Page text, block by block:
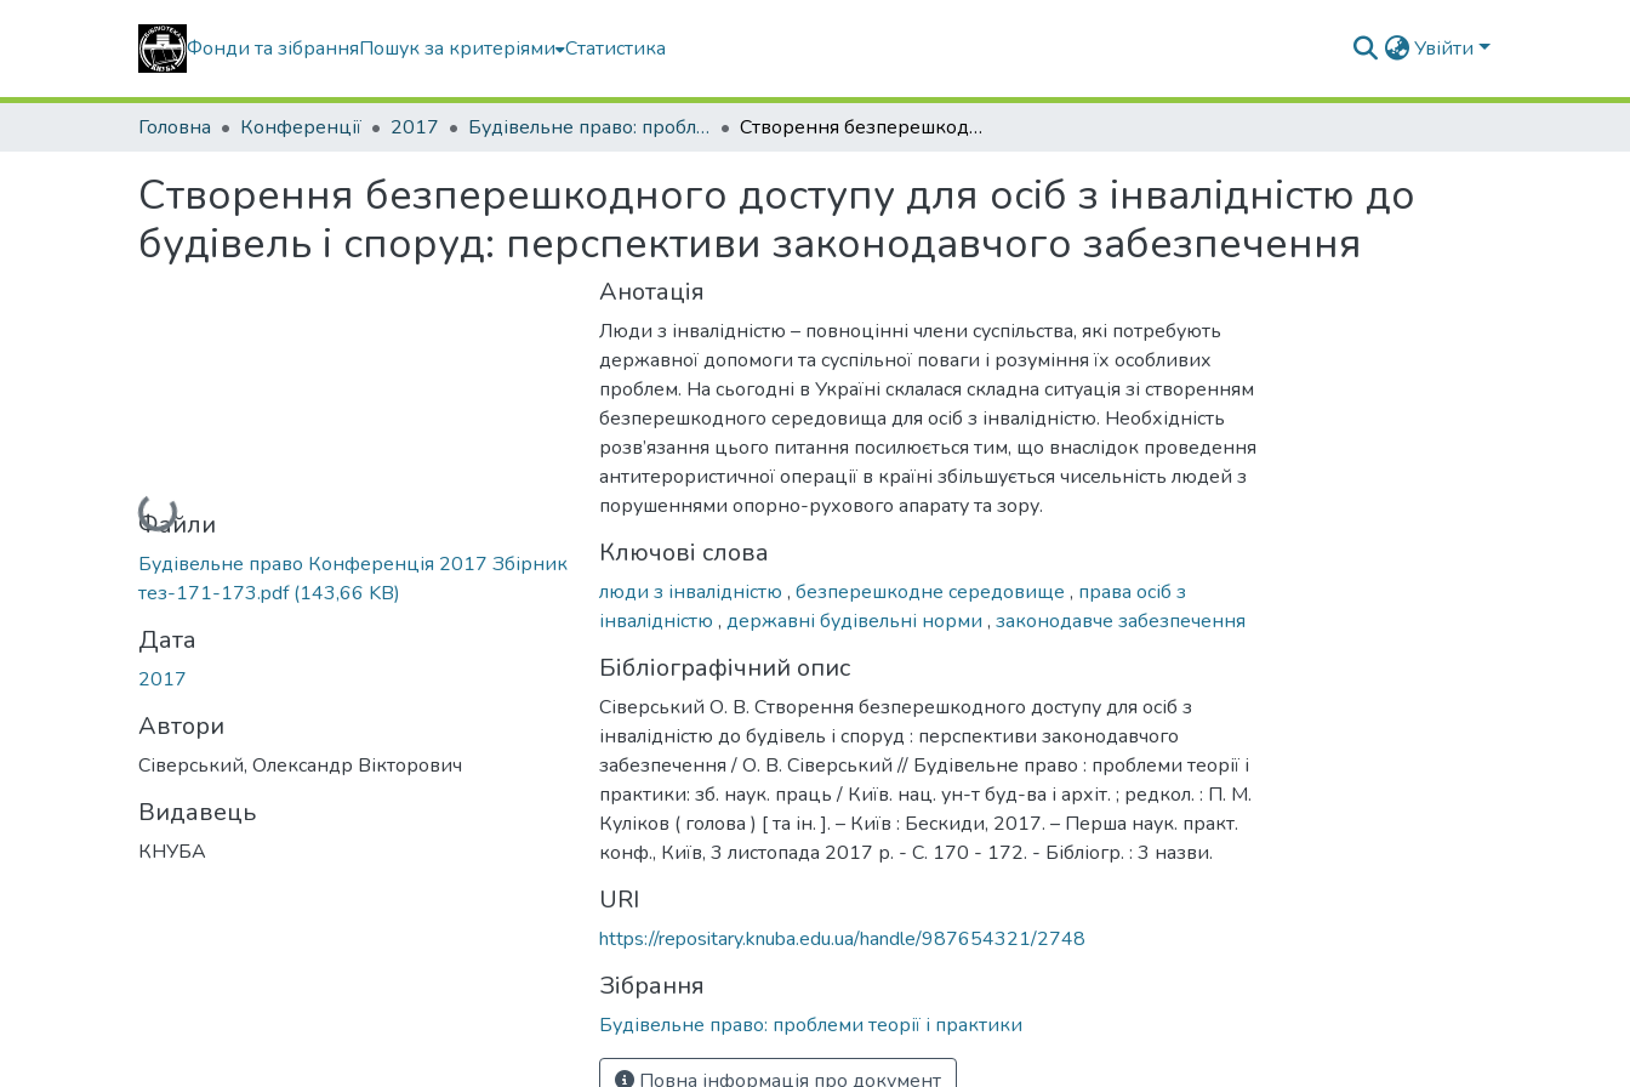
Фонди та зібранняПошук за критеріями Статистика Увійти
Головна Конференції 2017 Будівельне право: проблеми теорії і практики Створення безперешкодного доступу для осіб з інвалідністю до будівель і споруд: перспективи законодавчого забезпечення
Створення безперешкодного доступу для осіб з інвалідністю до
будівель і споруд: перспективи законодавчого забезпечення
Вантажиться...
Файли
Будівельне право Конференція 2017 Збірник
тез-171-173.pdf(143,66 KB)
Дата
2017
Автори
Сіверський, Олександр Вікторович
Видавець
КНУБА
Анотація
Люди з інвалідністю – повноцінні члени суспільства, які потребують
державної допомоги та суспільної поваги і розуміння їх особливих
проблем. На сьогодні в Україні склалася складна ситуація зі створенням
безперешкодного середовища для осіб з інвалідністю. Необхідність
розв’язання цього питання посилюється тим, що внаслідок проведення
антитерористичної операції в країні збільшується чисельність людей з
порушеннями опорно-рухового апарату та зору.
Ключові слова
люди з інвалідністю , безперешкодне середовище , права осіб з
інвалідністю , державні будівельні норми , законодавче забезпечення
Бібліографічний опис
Сіверський О. В. Створення безперешкодного доступу для осіб з
інвалідністю до будівель і споруд : перспективи законодавчого
забезпечення / О. В. Сіверський // Будівельне право : проблеми теорії і
практики: зб. наук. праць / Київ. нац. ун-т буд-ва і архіт. ; редкол. : П. М.
Куліков ( голова ) [ та ін. ]. – Київ : Бескиди, 2017. – Перша наук. практ.
конф., Київ, 3 листопада 2017 р. - С. 170 - 172. - Бібліогр. : 3 назви.
URI
https://repositary.knuba.edu.ua/handle/987654321/2748
Зібрання
Будівельне право: проблеми теорії і практики
Повна інформація про документ